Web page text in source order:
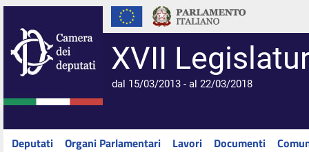
XVII
dal 15/03/2013 - al 22/03/2018
Deputati Organi Parlamentari Lavori Documenti